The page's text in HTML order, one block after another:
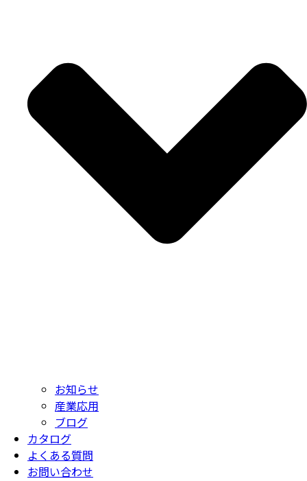
お知らせ
産業応用
ブログ
カタログ
よくある質問
お問い合わせ